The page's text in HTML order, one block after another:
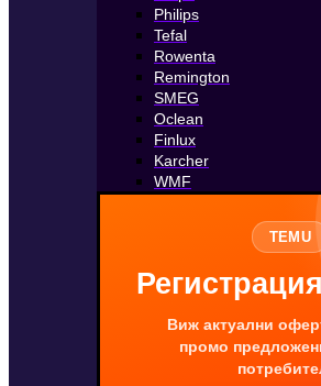
Philips
Tefal
Rowenta
Remington
SMEG
Oclean
Finlux
Karcher
WMF
TEMU
Виж актуални
промо